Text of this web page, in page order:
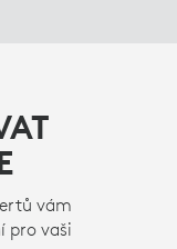
vám
pro vaši